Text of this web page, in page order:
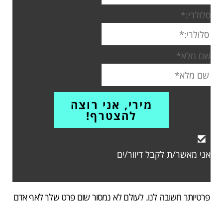
סלולרי:*
שם מלא*
אני מאשר/ת לקבל דיוור/ים
פרטיותך חשובה לנו. לעולם לא נמסור שום פרט שלך לאף אדם